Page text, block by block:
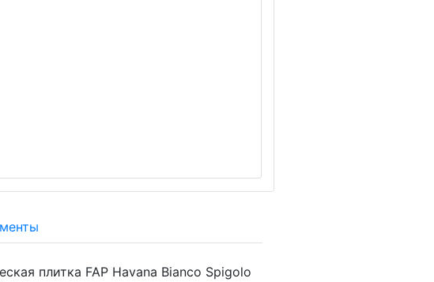
плитка FAP Havana Bianco Spigolo